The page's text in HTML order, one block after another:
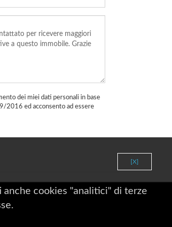
dei miei dati personali in base
2016 ed acconsento ad essere
[X]
cookies "analitici" di terze